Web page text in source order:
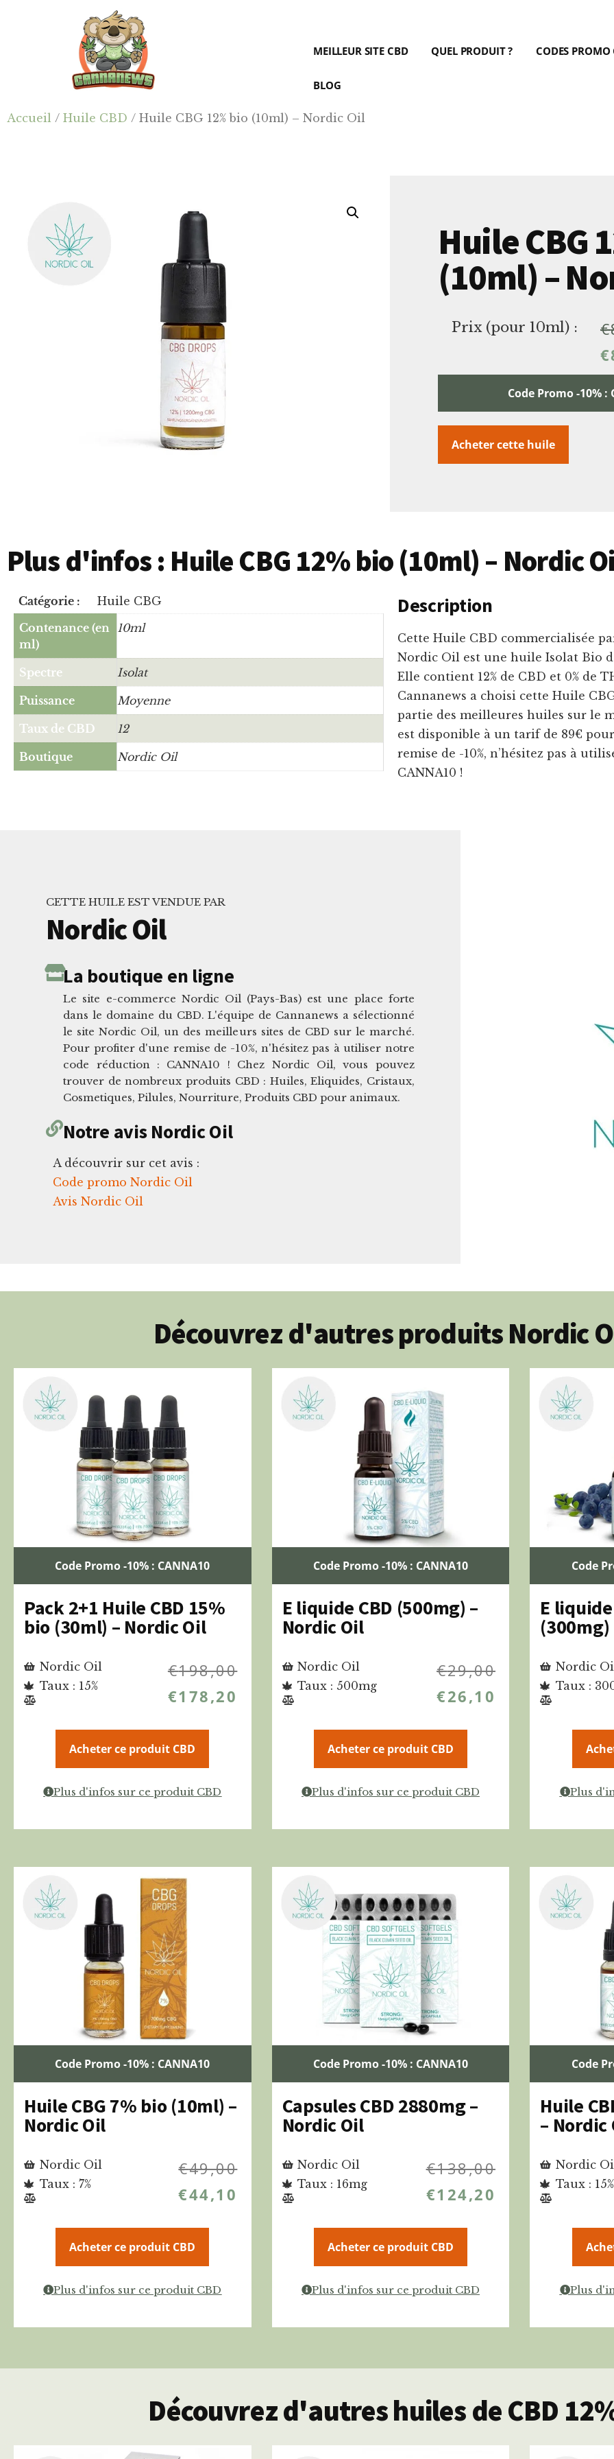
Cannanews.fr
MEILLEUR SITE CBD QUEL PRODUIT ? CODES PROMO
BLOG
Accueil / Huile CBD / Huile CBG 12% bio (10ml) – Nordic Oil
Huile CBG
(10ml) –
Prix (pour 10ml) : €
€
Code Promo -10% :
Acheter cette huile
Plus d'infos : Huile CBG 12% bio (10ml) – Nordic
Catégorie :
Huile CBG
Contenance (en
ml)
10ml
Spectre Isolat
Puissance Moyenne
Taux de CBD 12
Boutique Nordic Oil
Description
Cette Huile CBD commercialisée
Nordic Oil est une huile Isolat Bio
Elle contient 12% de CBD et 0% de
Cannanews a choisi cette Huile
partie des meilleures huiles sur le
est disponible à un tarif de 89€
remise de -10%, n’hésitez pas à
CANNA10 !
CETTE HUILE EST VENDUE PAR
Nordic Oil
La boutique en ligne
Le site e-commerce Nordic Oil (Pays-Bas) est une place forte
dans le domaine du CBD. L'équipe de Cannanews a sélectionné
le site Nordic Oil, un des meilleurs sites de CBD sur le marché.
Pour profiter d'une remise de -10%, n'hésitez pas à utiliser notre
code réduction : CANNA10 ! Chez Nordic Oil, vous pouvez
trouver de nombreux produits CBD : Huiles, Eliquides, Cristaux,
Cosmetiques, Pilules, Nourriture, Produits CBD pour animaux.
Notre avis Nordic Oil
A découvrir sur cet avis :
Code promo Nordic Oil
Avis Nordic Oil
Découvrez d'autres produits Nordic
Code Promo -10% : CANNA10
Pack 2+1 Huile CBD 15%
bio (30ml) – Nordic Oil
Nordic Oil
Taux : 15%
€198,00
€178,20
Acheter ce produit CBD
Plus d'infos sur ce produit CBD
Code Promo -10% : CANNA10
E liquide CBD (500mg) –
Nordic Oil
Nordic Oil
Taux : 500mg
€29,00
€26,10
Acheter ce produit CBD
Plus d'infos sur ce produit CBD
Code
E
Nordic
Taux :
Plus
Code Promo -10% : CANNA10
Huile CBG 7% bio (10ml) –
Nordic Oil
Nordic Oil
Taux : 7%
€49,00
€44,10
Acheter ce produit CBD
Plus d'infos sur ce produit CBD
Code Promo -10% : CANNA10
Capsules CBD 2880mg –
Nordic Oil
Nordic Oil
Taux : 16mg
€138,00
€124,20
Acheter ce produit CBD
Plus d'infos sur ce produit CBD
Code
Huile
– Nordic
Nordic
Taux : 15%
Plus
Découvrez d'autres huiles de CBD